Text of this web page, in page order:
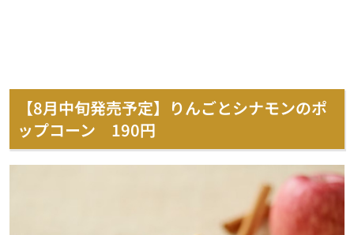
【8月中旬発売予定】りんごとシナモンのポ
ップコーン 190円